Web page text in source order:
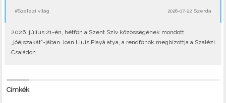
#Szalézi világ 2026-07-22, Szerda
2026. július 21-én, hétfőn a Szent Szív közösségének mondott
„jóéjszakát”-jában Joan Lluis Playà atya, a rendfőnök megbízottja a Szalézi
Családon..
Címkék